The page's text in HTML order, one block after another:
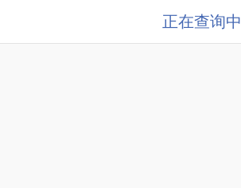
正在查询中